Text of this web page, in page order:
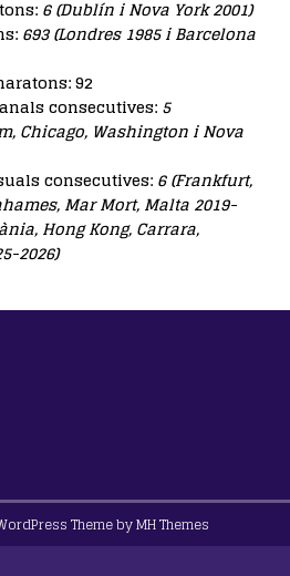
6 (Dublín i Nova York 2001)
693 (Londres 1985 i Barcelona
92
consecutives: 5
Chicago, Washington i Nova
consecutives: 6 (Frankfurt,
Mar Mort, Malta 2019-
Hong Kong, Carrara,
2026)
Theme byMH Themes